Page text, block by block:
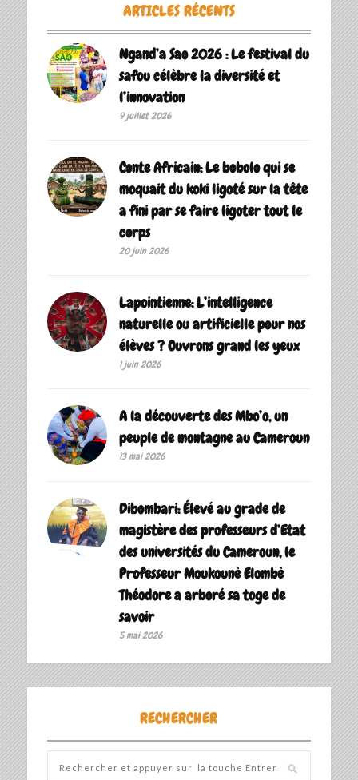
ARTICLES RÉCENTS
Ngand’a Sao 2026 : Le festival du
safou célèbre la diversité et
l’innovation
9 juillet 2026
Conte Africain: Le bobolo qui se
moquait du koki ligoté sur la tête
a fini par se faire ligoter tout le
corps
20 juin 2026
Lapointienne: L’intelligence
naturelle ou artificielle pour nos
élèves ? Ouvrons grand les yeux
1 juin 2026
A la découverte des Mbo’o, un
peuple de montagne au Cameroun
13 mai 2026
Dibombari: Élevé au grade de
magistère des professeurs d’Etat
des universités du Cameroun, le
Professeur Moukounè Elombè
Théodore a arboré sa toge de
savoir ‎
5 mai 2026
RECHERCHER